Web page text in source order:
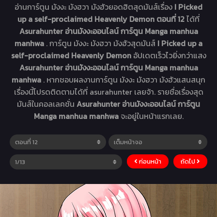
อ่านการ์ตูน มังงะ มังฮวา มังฮัวยอดฮิตสุดมันส์เรื่อง I Picked
up a self-proclaimed Heavenly Demon ตอนที่ 12ได้ที่
Asurahunter อ่านมังงะออนไลน์ การ์ตูน Manga manhua
manhwa . การ์ตูน มังงะ มังฮวา มังฮัวสุดมันส์ I Picked up a
self-proclaimed Heavenly Demon อัปเดตเร็วไวยิ่งกว่าแสง
Asurahunter อ่านมังงะออนไลน์ การ์ตูน Manga manhua
manhwa . หากชอบผลงานการ์ตูน มังงะ มังฮวา มังฮัวแสนสนุก
เรื่องนี้โปรดติดตามได้ที่ asurahunter เลยจ้า. รายชื่อเรื่องสุด
มันส์ในคอลเลคชั่น Asurahunter อ่านมังงะออนไลน์ การ์ตูน
Manga manhua manhwa จะอยู่ในหน้าแรกเลย.
ก่อนหน้า ถัดไป